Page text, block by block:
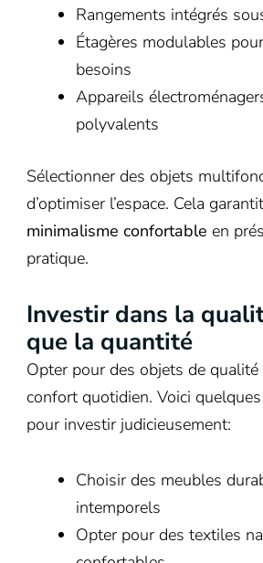
Rangements intégrés
Étagères modulables
besoins
Appareils
polyvalents
Sélectionner des objets
d’optimiser l’espace. Cela
minimalisme confortable en
pratique.
Investir dans la
que la quantité
Opter pour des objets de
confort quotidien. Voici
pour investir judicieusement:
Choisir des meubles
intemporels
Opter pour des textiles